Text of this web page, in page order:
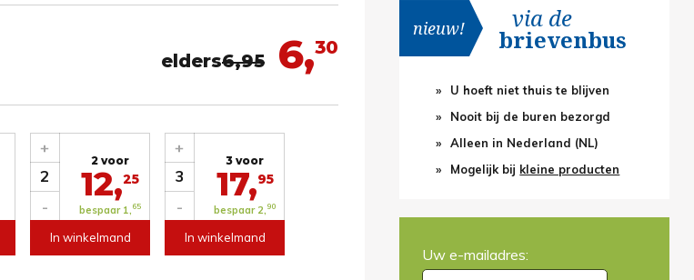
6,30
elders6,95
2
-
+
2 voor
12,25
bespaar 1, 65
In winkelmand
3
-
+
3 voor
17,95
bespaar 2, 90
In winkelmand
nieuw! via de
brievenbus
U hoeft niet thuis te blijven
Nooit bij de buren bezorgd
Alleen in Nederland (NL)
Mogelijk bij kleine producten
Uw e-mailadres: